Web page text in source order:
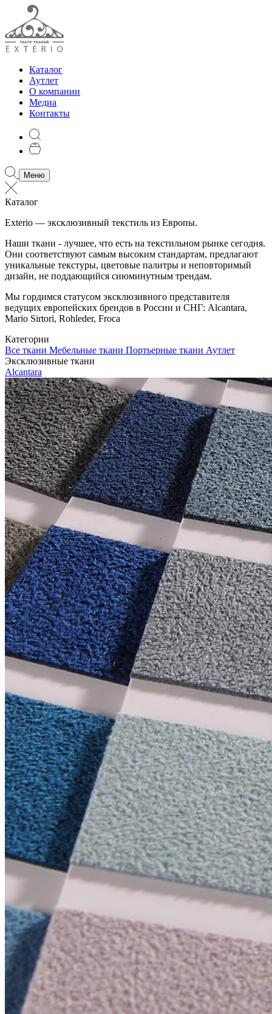
Каталог
Аутлет
О компании
Медиа
Контакты
Меню
Каталог
Exterio — эксклюзивный текстиль из Европы.
Наши ткани - лучшее, что есть на текстильном рынке сегодня.
Они соответствуют самым высоким стандартам, предлагают
уникальные текстуры, цветовые палитры и неповторимый
дизайн, не поддающийся сиюминутным трендам.
Мы гордимся статусом эксклюзивного представителя
ведущих европейских брендов в России и СНГ: Alcantara,
Mario Sirtori, Rohleder, Froca
Категории
Все ткани Мебельные ткани Портьерные ткани Аутлет
Эксклюзивные ткани
Alcantara